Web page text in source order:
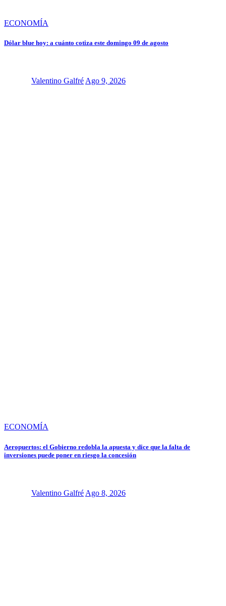
ECONOMÍA
Dólar blue hoy: a cuánto cotiza este domingo 09 de agosto
Valentino Galfré Ago 9, 2026
ECONOMÍA
Aeropuertos: el Gobierno redobla la apuesta y dice que la falta de
inversiones puede poner en riesgo la concesión
Valentino Galfré Ago 8, 2026